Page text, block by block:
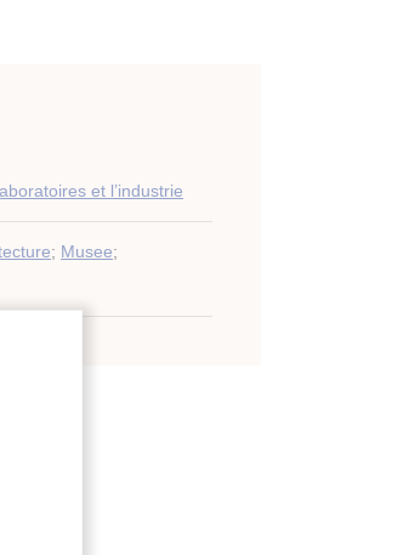
et l’industrie
; Musee;